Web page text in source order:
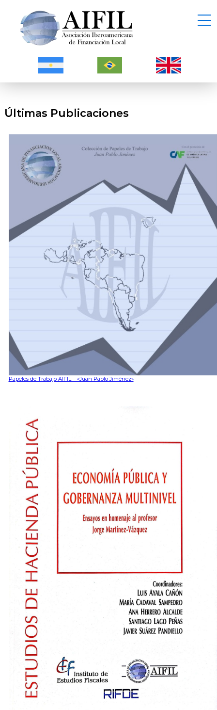
Últimas Publicaciones
Papeles de Trabajo AIFIL – «Juan Pablo Jiménez»